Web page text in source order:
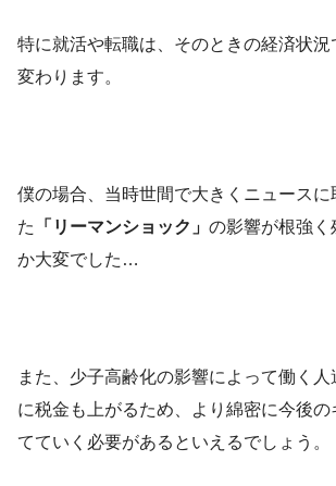
特に就活や転職は、そのときの経済状況
変わります。
僕の場合、当時世間で大きくニュースに
た
「リーマンショック」 の影響が根強く
か大変でした…
また、少子高齢化の影響によって働く人
に税金も上がるため、より綿密に今後
てていく必要があるといえるでしょう。